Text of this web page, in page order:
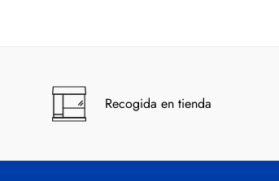
Recogida en tienda